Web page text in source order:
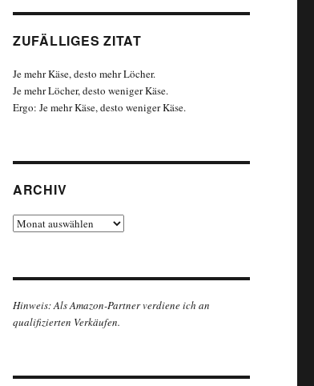
ZUFÄLLIGES ZITAT
Je mehr Käse, desto mehr Löcher.
Je mehr Löcher, desto weniger Käse.
Ergo: Je mehr Käse, desto weniger Käse.
ARCHIV
Archiv
Hinweis: Als Amazon-Partner verdiene ich an
qualifizierten Verkäufen.